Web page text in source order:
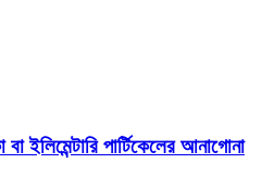
ইলিমেন্টারি পার্টিকেলের আনাগোনা